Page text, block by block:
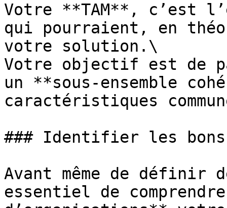
Votre **TAM**, c’est
qui pourraient, en
votre solution.\
Votre objectif est de
un **sous-ensemble
caractéristiques
### Identifier les
Avant même de définir
essentiel de